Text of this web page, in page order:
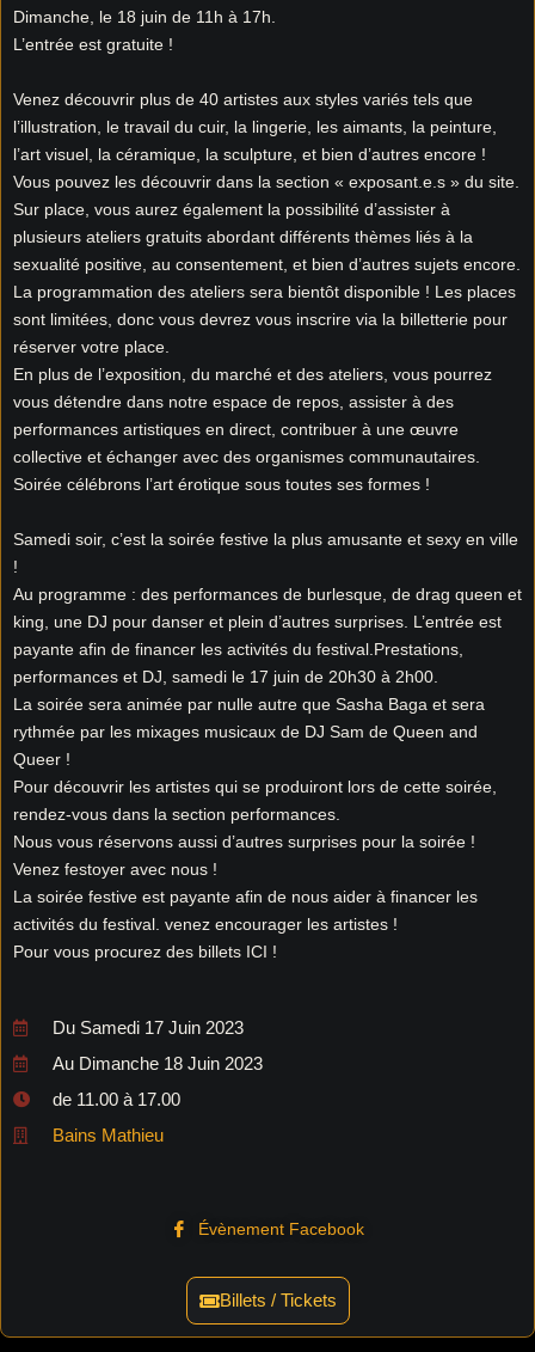
Dimanche, le 18 juin de 11h à 17h.
L’entrée est gratuite !
Venez découvrir plus de 40 artistes aux styles variés tels que
l’illustration, le travail du cuir, la lingerie, les aimants, la peinture,
l’art visuel, la céramique, la sculpture, et bien d’autres encore !
Vous pouvez les découvrir dans la section « exposant.e.s » du site.
Sur place, vous aurez également la possibilité d’assister à
plusieurs ateliers gratuits abordant différents thèmes liés à la
sexualité positive, au consentement, et bien d’autres sujets encore.
La programmation des ateliers sera bientôt disponible ! Les places
sont limitées, donc vous devrez vous inscrire via la billetterie pour
réserver votre place.
En plus de l’exposition, du marché et des ateliers, vous pourrez
vous détendre dans notre espace de repos, assister à des
performances artistiques en direct, contribuer à une œuvre
collective et échanger avec des organismes communautaires.
Soirée célébrons l’art érotique sous toutes ses formes !
Samedi soir, c’est la soirée festive la plus amusante et sexy en ville
!
Au programme : des performances de burlesque, de drag queen et
king, une DJ pour danser et plein d’autres surprises. L’entrée est
payante afin de financer les activités du festival.Prestations,
performances et DJ, samedi le 17 juin de 20h30 à 2h00.
La soirée sera animée par nulle autre que Sasha Baga et sera
rythmée par les mixages musicaux de DJ Sam de Queen and
Queer !
Pour découvrir les artistes qui se produiront lors de cette soirée,
rendez-vous dans la section performances.
Nous vous réservons aussi d’autres surprises pour la soirée !
Venez festoyer avec nous !
La soirée festive est payante afin de nous aider à financer les
activités du festival. venez encourager les artistes !
Pour vous procurez des billets ICI !
Du Samedi 17 Juin 2023
Au Dimanche 18 Juin 2023
de 11.00 à 17.00
Bains Mathieu
Évènement Facebook
Billets / Tickets